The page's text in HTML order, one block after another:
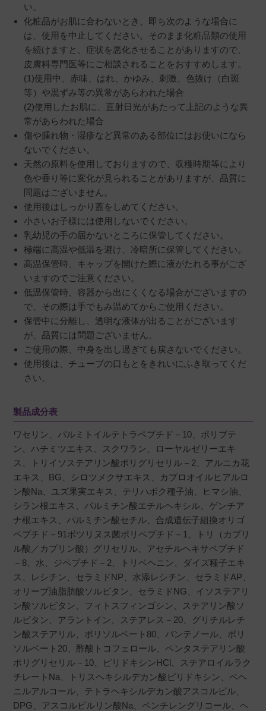
い。
化粧品がお肌に合わないとき、即ち次のような場合に
は、使用を中止してください。そのまま化粧品類の使用
を続けますと、症状を悪化させることがありますので、
皮膚科専門医等にご相談されることをおすすめします。
(1)使用中、赤味、はれ、かゆみ、刺激、色抜け（白斑
等）や黒ずみ等の異常があらわれた場合
(2)使用したお肌に、直射日光があたって上記のような異
常があらわれた場合
傷や腫れ物・湿疹など異常のある部位にはお使いになら
ないでください。
天然の原料を使用しておりますので、収穫時期等により
色や香り等に変化が見られることがありますが、品質に
問題はございません。
使用後はしっかり蓋をしめてください。
小さいお子様には使用しないでください。
乳幼児の手の届かないところに保管してください。
極端に高温や低温を避け、冷暗所に保管してください。
高温保管時、キャップを開けた際に液がたれる事がござ
いますのでご注意ください。
低温保管時、容器から出にくくなる場合がございますの
で、その際は手でもみ温めてからご使用ください。
保管中に分離し、透明な液体が出ることがございます
が、品質には問題ございません。
ご使用の際、中身を出し過ぎても戻さないでください。
使用後は、チューブの口もとをきれいにふき取ってくだ
さい。
製品成分表
ワセリン、パルミトイルテトラペプチド－10、ポリブテ
ン、ハチミツエキス、スクワラン、ローヤルゼリーエキ
ス、トリイソステアリン酸ポリグリセリル－2、アルニカ花
エキス、BG、シロツメクサエキス、カプロオイルヒアルロ
ン酸Na、ユズ果実エキス、テリハボク種子油、ヒマシ油、
シラン根エキス、パルミチン酸エチルヘキシル、ゲンチア
ナ根エキス、パルミチン酸セチル、合成遺伝子組換オリゴ
ペプチド－91ボツリヌス菌ポリペプチド－1、トリ（カプリ
ル酸／カプリン酸）グリセリル、アセチルヘキサペプチド
－8、水、ジペプチド－2、トリベヘニン、ダイズ種子エキ
ス、レシチン、セラミドNP、水添レシチン、セラミドAP、
オリーブ油脂肪酸ソルビタン、セラミドNG、イソステアリ
ン酸ソルビタン、フィトスフィンゴシン、ステアリン酸ソ
ルビタン、アラントイン、ステアレス－20、グリチルレチ
ン酸ステアリル、ポリソルベート80、パンテノール、ポリ
ソルベート20、酢酸トコフェロール、ペンタステアリン酸
ポリグリセリル－10、ピリドキシンHCl、ステアロイルラク
チレートNa、トリスヘキシルデカン酸ピリドキシン、ベヘ
ニルアルコール、テトラヘキシルデカン酸アスコルビル、
DPG、アスコルビルリン酸Na、ペンチレングリコール、ヘ